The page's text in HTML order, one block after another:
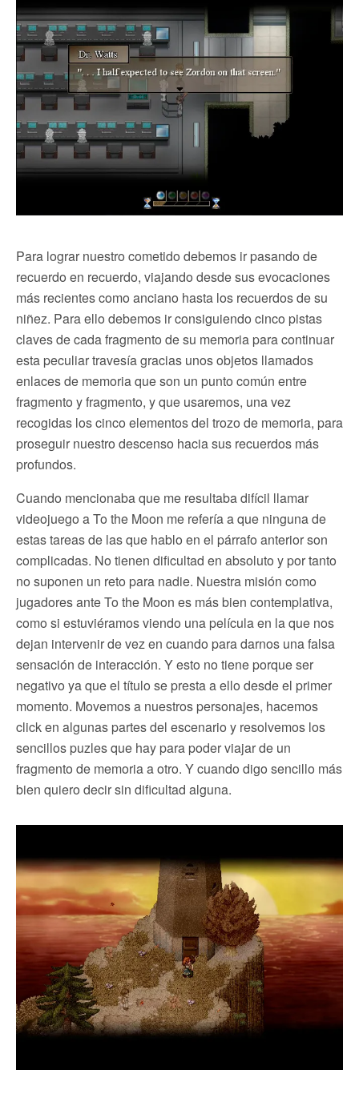
Para lograr nuestro cometido debemos ir pasando de
recuerdo en recuerdo, viajando desde sus evocaciones
más recientes como anciano hasta los recuerdos de su
niñez. Para ello debemos ir consiguiendo cinco pistas
claves de cada fragmento de su memoria para continuar
esta peculiar travesía gracias unos objetos llamados
enlaces de memoria que son un punto común entre
fragmento y fragmento, y que usaremos, una vez
recogidas los cinco elementos del trozo de memoria, para
proseguir nuestro descenso hacia sus recuerdos más
profundos.
Cuando mencionaba que me resultaba difícil llamar
videojuego a To the Moon me refería a que ninguna de
estas tareas de las que hablo en el párrafo anterior son
complicadas. No tienen dificultad en absoluto y por tanto
no suponen un reto para nadie. Nuestra misión como
jugadores ante To the Moon es más bien contemplativa,
como si estuviéramos viendo una película en la que nos
dejan intervenir de vez en cuando para darnos una falsa
sensación de interacción. Y esto no tiene porque ser
negativo ya que el título se presta a ello desde el primer
momento. Movemos a nuestros personajes, hacemos
click en algunas partes del escenario y resolvemos los
sencillos puzles que hay para poder viajar de un
fragmento de memoria a otro. Y cuando digo sencillo más
bien quiero decir sin dificultad alguna.